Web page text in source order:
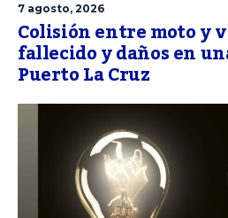
7 agosto, 2026
Colisión entre moto y
fallecido y daños en
Puerto La Cruz